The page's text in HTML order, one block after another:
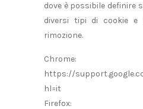
dove è possibile definire
diversi tipi di cookie e
rimozione.
Chrome:
https://
hl=it
Firefox: